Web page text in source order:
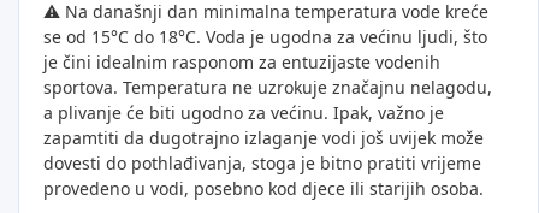
⚠️ Na današnji dan minimalna temperatura vode kreće
se od 15°C do 18°C. Voda je ugodna za većinu ljudi, što
je čini idealnim rasponom za entuzijaste vodenih
sportova. Temperatura ne uzrokuje značajnu nelagodu,
a plivanje će biti ugodno za većinu. Ipak, važno je
zapamtiti da dugotrajno izlaganje vodi još uvijek može
dovesti do pothlađivanja, stoga je bitno pratiti vrijeme
provedeno u vodi, posebno kod djece ili starijih osoba.